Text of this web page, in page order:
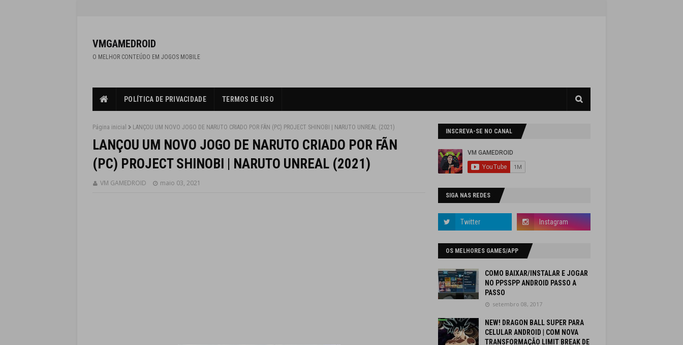
VMGAMEDROID
O MELHOR CONTEÚDO EM JOGOS MOBILE
POLÍTICA DE PRIVACIDADE TERMOS DE USO
Página inicial LANÇOU UM NOVO JOGO DE NARUTO CRIADO POR FÃN (PC) PROJECT SHINOBI | NARUTO UNREAL (2021)
LANÇOU UM NOVO JOGO DE NARUTO CRIADO POR FÃN
(PC) PROJECT SHINOBI | NARUTO UNREAL (2021)
VM GAMEDROID maio 03, 2021
INSCREVA-SE NO CANAL
SIGA NAS REDES
OS MELHORES GAMES/APP
COMO BAIXAR/INSTALAR E JOGAR
NO PPSSPP ANDROID PASSO A
PASSO
setembro 08, 2017
NEW! DRAGON BALL SUPER PARA
CELULAR ANDROID | COM NOVA
TRANSFORMAÇÃO LIMIT BREAK DE